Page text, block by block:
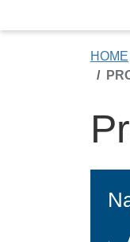
HOME